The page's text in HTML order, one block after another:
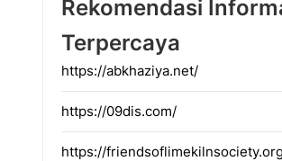
Rekomendasi
Terpercaya
https://abkhaziya.net/
https://09dis.com/
https://